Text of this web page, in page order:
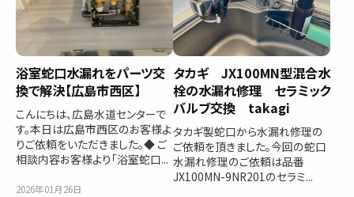
浴室蛇口水漏れをパーツ交
換で解決【広島市西区】
こんにちは、広島水道センターで
す。本日は広島市西区のお客様よ
りご依頼をいただきました。◆ ご
相談内容お客様より「浴室蛇口...
2026年01月26日
タカギ JX100MN型混合水
栓の水漏れ修理 セラミック
バルブ交換 takagi
タカギ製蛇口から水漏れ修理の
ご依頼を頂きました。今回の蛇口
水漏れ修理のご依頼は品番
JX100MN-9NR201のセラミ...